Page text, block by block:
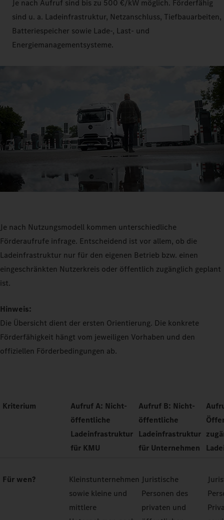
Je nach Aufruf sind bis zu 500 €/kW möglich. Förderfähig
sind u. a. Ladeinfrastruktur, Netzanschluss, Tiefbauarbeiten,
Batteriespeicher sowie Lade-, Last- und
Energiemanagementsysteme.
Je nach Nutzungsmodell kommen unterschiedliche
Förderaufrufe infrage. Entscheidend ist vor allem, ob die
Ladeinfrastruktur nur für den eigenen Betrieb bzw. einen
eingeschränkten Nutzerkreis oder öffentlich zugänglich geplant
ist.
Hinweis:
Die Übersicht dient der ersten Orientierung. Die konkrete
Förderfähigkeit hängt vom jeweiligen Vorhaben und den
offiziellen Förderbedingungen ab.
Kriterium
Aufruf A: Nicht-
öffentliche
Ladeinfrastruktur
für KMU
Aufruf B: Nicht-
öffentliche
Ladeinfrastruktur
für Unternehmen
Für wen?
Kleinstunternehmen
sowie kleine und
mittlere
Juristische
Personen des
privaten und